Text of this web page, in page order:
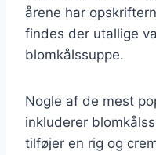
årene har
findes der utallige
blomkålssuppe.
Nogle af de mest
inkluderer
tilføjer en rig og